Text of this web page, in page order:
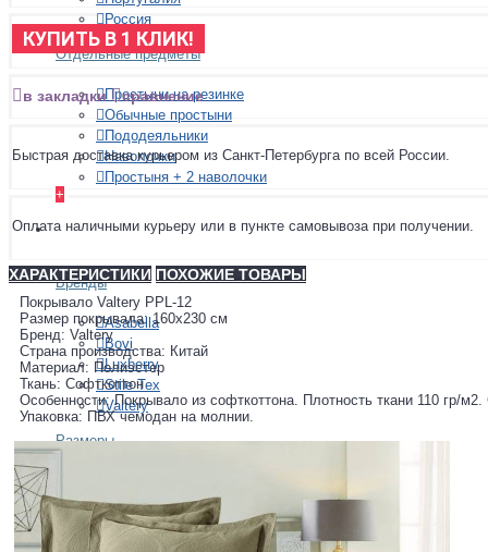
Россия
Отдельные предметы
Простыни на резинке
Обычные простыни
Пододеяльники
Наволочки
Простыня + 2 наволочки
+
ПОКРЫВАЛА
Бренды
Asabella
Bovi
Luxberry
Stile Tex
Valtery
Размеры
150х220 см
160х220 см
160х230 см
КУПИТЬ В 1 КЛИК!
в закладки сравнение
Быстрая доставка курьером из Санкт-Петербурга по всей России.
Оплата наличными курьеру или в пункте самовывоза при получении.
ХАРАКТЕРИСТИКИ ПОХОЖИЕ ТОВАРЫ
Покрывало Valtery PPL-12
Размер покрывала: 160х230 см
Бренд: Valtery
Страна производства: Китай
Материал: Полиэстер
Ткань: Софткоттон
Особенности: Покрывало из софткоттона. Плотность ткани 110 гр/
Упаковка: ПВХ чемодан на молнии.